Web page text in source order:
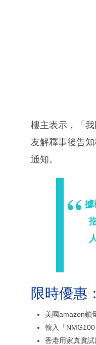
樓主表示，「
友解釋事後告
通知。
據
限時優惠
美國amazon鎖
輸入「
香港用家真實